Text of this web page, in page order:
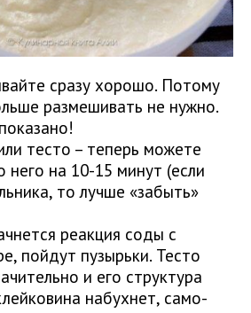
сразу хорошо. Потому
размешивать не нужно.
тесто – теперь можете
него на 10-15 минут (если
то лучше «забыть»
реакция соды с
пойдут пузырьки. Тесто
и его структура
набухнет, само-